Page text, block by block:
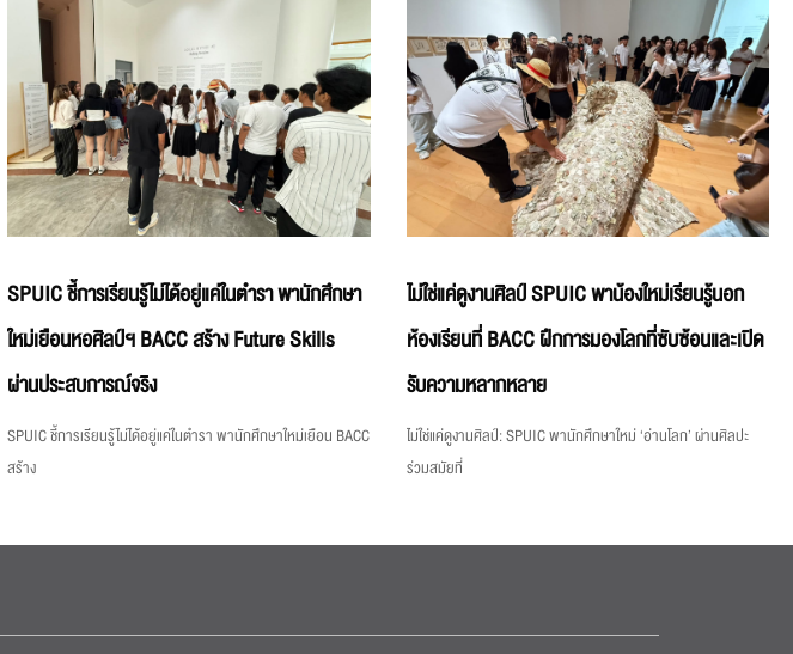
SPUIC ชี้การเรียนรู้ไม่ได้อยู่แค่ในตำรา พานักศึกษา
ใหม่เยือนหอศิลป์ฯ BACC สร้าง Future Skills
ผ่านประสบการณ์จริง
SPUIC ชี้การเรียนรู้ไม่ได้อยู่แค่ในตำรา พานักศึกษาใหม่เยือน BACC
สร้าง
ไม่ใช่แค่ดูงานศิลป์ SPUIC พาน้องใหม่เรียนรู้นอก
ห้องเรียนที่ BACC ฝึกการมองโลกที่ซับซ้อนและเปิด
รับความหลากหลาย
ไม่ใช่แค่ดูงานศิลป์: SPUIC พานักศึกษาใหม่ ‘อ่านโลก’ ผ่านศิลปะ
ร่วมสมัยที่